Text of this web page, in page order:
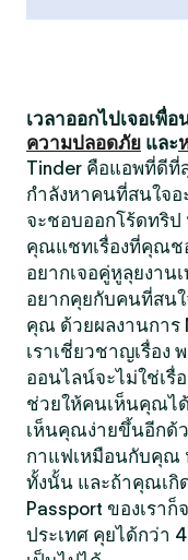
เวลาออกไปเจอเพื่
ความปลอดภัย และ
Tinder คือแอพที่ดีที่
กำลังหาคนที่สนใจ
จะชอบออกโร้ดทริป
คุณแชทเรื่องที่คุณช
อยากเจอคู่หูลุยงาน
อยากคุยกับคนที่สนใ
คุณ ด้วยผลงานการ
เราเชี่ยวชาญเรื่อง
ออนไลน์จะไม่ใช่เรื่
ช่วยให้คนเห็นคุณไ
เห็นคุณง่ายขึ้นอีกด้
กาแฟเหมือนกับคุณ
ทั้งนั้น และถ้าคุณเกิ
Passport ของเรา
ประเทศ คุยได้กว่า